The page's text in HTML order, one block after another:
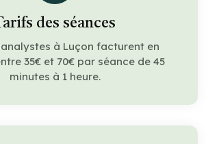
des séances
à Luçon facturent en
35€ et 70€ par séance de 45
minutes à 1 heure.